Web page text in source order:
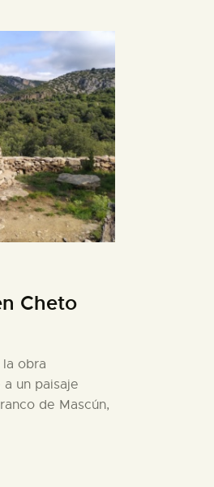
Cheto
la obra
un paisaje
de Mascún,